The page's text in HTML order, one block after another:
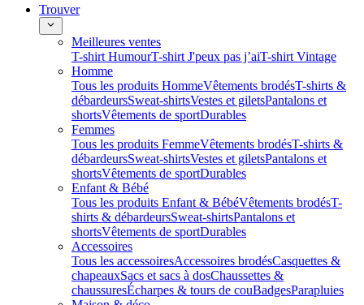
Trouver
Meilleures ventes
T-shirt HumourT-shirt J'peux pas j’aiT-shirt Vintage
Homme
Tous les produits HommeVêtements brodésT-shirts &
débardeursSweat-shirtsVestes et giletsPantalons et
shortsVêtements de sportDurables
Femmes
Tous les produits FemmeVêtements brodésT-shirts &
débardeursSweat-shirtsVestes et giletsPantalons et
shortsVêtements de sportDurables
Enfant & Bébé
Tous les produits Enfant & BébéVêtements brodésT-
shirts & débardeursSweat-shirtsPantalons et
shortsVêtements de sportDurables
Accessoires
Tous les accessoiresAccessoires brodésCasquettes &
chapeauxSacs et sacs à dosChaussettes &
chaussuresÉcharpes & tours de couBadgesParapluies